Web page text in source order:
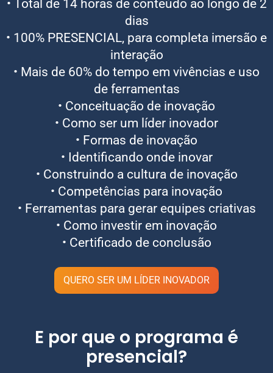
• Total de 14 horas de conteúdo ao longo de 2
dias
• 100% PRESENCIAL, para completa imersão e
interação
• Mais de 60% do tempo em vivências e uso
de ferramentas
• Conceituação de inovação
• Como ser um líder inovador
• Formas de inovação
• Identificando onde inovar
• Construindo a cultura de inovação
• Competências para inovação
• Ferramentas para gerar equipes criativas
• Como investir em inovação
• Certificado de conclusão
QUERO SER UM LÍDER INOVADOR
E por que o programa é
presencial?